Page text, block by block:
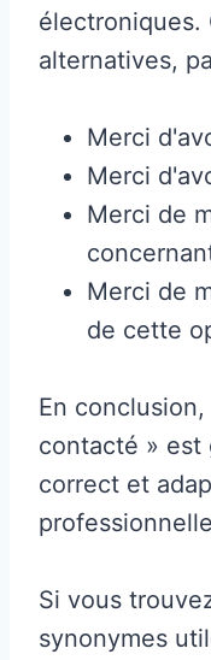
électroniques.
alternatives,
Merci
Merci
Merci de
Merci de
de cette
En
contacté » est
correct et
Si vous
synonymes